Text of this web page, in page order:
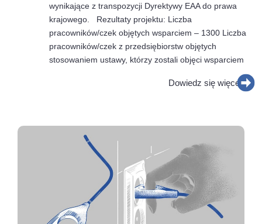
wynikające z transpozycji Dyrektywy EAA do prawa
krajowego. Rezultaty projektu: Liczba
pracowników/czek objętych wsparciem – 1300 Liczba
pracowników/czek z przedsiębiorstw objętych
stosowaniem ustawy, którzy zostali objęci wsparciem
Dowiedz się więcej